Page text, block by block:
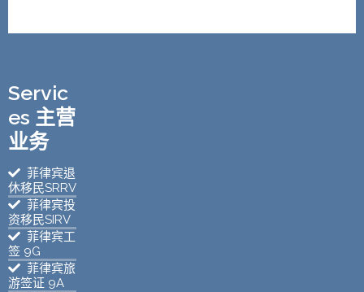
Servic
es 主营
业务
菲律宾退
休移民SRRV
菲律宾投
资移民SIRV
菲律宾工
签 9G
菲律宾旅
游签证 9A